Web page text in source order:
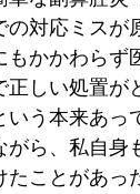
の対応ミスが
もかかわらず
正しい処置が
いう本来あっ
がら、私自身
たことがあっ